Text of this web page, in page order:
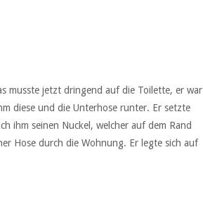
musste jetzt dringend auf die Toilette, er war
diese und die Unterhose runter. Er setzte
ihm seinen Nuckel, welcher auf dem Rand
Hose durch die Wohnung. Er legte sich auf